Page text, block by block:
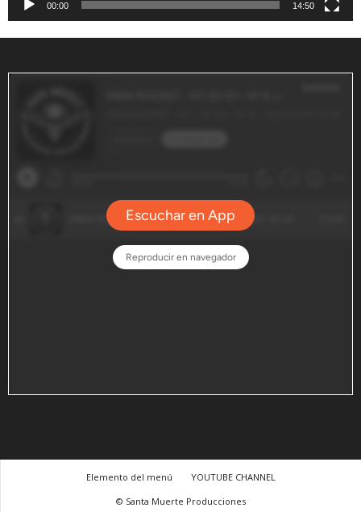
00:00 14:50
Elemento del menú
YOUTUBE CHANNEL
© Santa Muerte Producciones